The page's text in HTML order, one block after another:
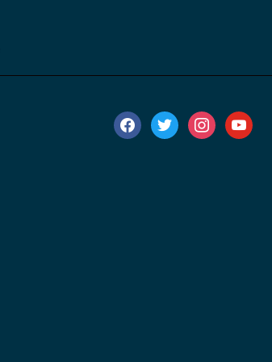
facebooktwitter instagramyoutube